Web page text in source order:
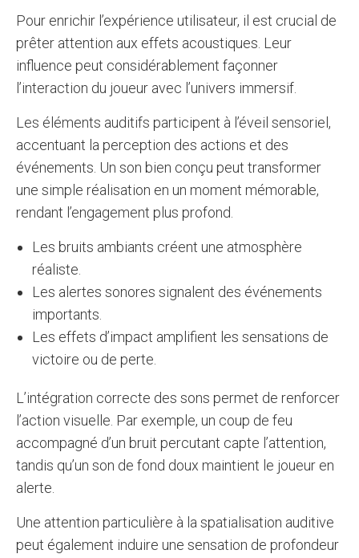
Pour enrichir l’expérience utilisateur, il est crucial de
prêter attention aux effets acoustiques. Leur
influence peut considérablement façonner
l’interaction du joueur avec l’univers immersif.
Les éléments auditifs participent à l’éveil sensoriel,
accentuant la perception des actions et des
événements. Un son bien conçu peut transformer
une simple réalisation en un moment mémorable,
rendant l’engagement plus profond.
Les bruits ambiants créent une atmosphère
réaliste.
Les alertes sonores signalent des événements
importants.
Les effets d’impact amplifient les sensations de
victoire ou de perte.
L’intégration correcte des sons permet de renforcer
l’action visuelle. Par exemple, un coup de feu
accompagné d’un bruit percutant capte l’attention,
tandis qu’un son de fond doux maintient le joueur en
alerte.
Une attention particulière à la spatialisation auditive
peut également induire une sensation de profondeur